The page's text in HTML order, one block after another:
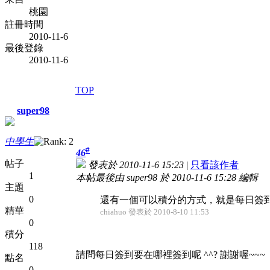
桃園
註冊時間
2010-11-6
最後登錄
2010-11-6
TOP
super98
中學生
帖子
1
主題
0
精華
0
積分
118
點名
46#
發表於 2010-11-6 15:23 | 只看該作者
本帖最後由 super98 於 2010-11-6 15:28 編輯
還有一個可以積分的方式，就是每日簽
chiahuo 發表於 2010-8-10 11:53
請問每日簽到要在哪裡簽到呢 ^^? 謝謝喔~~~